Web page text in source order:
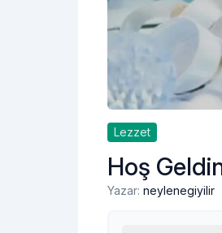
Lezzet
Hoş
Yazar: neylenegiyilir